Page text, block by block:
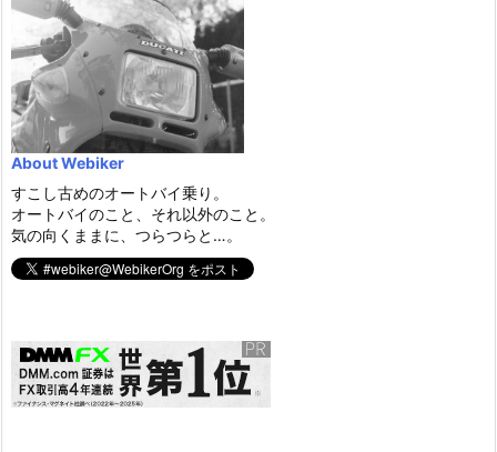
About Webiker
すこし古めのオートバイ乗り。
オートバイのこと、それ以外のこと。
気の向くままに、つらつらと…。